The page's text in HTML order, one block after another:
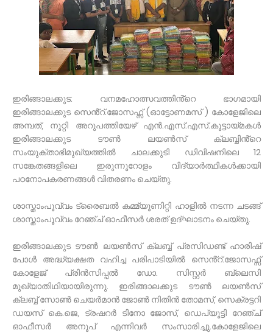
ഇരിങ്ങാലക്കുട: വനമഹോത്സവത്തിൻ്റെ ഭാഗമായി
ഇരിങ്ങാലക്കുട സെൻ്റ്.ജോസഫ്സ് (ഓട്ടോണമസ് ) കോളേജിലെ
അമ്പത്, നൂറ്റി അറുപത്തിയേഴ് എൻ.എസ്.എസ്.കൂട്ടായ്മകൾ
ഇരിങ്ങാലക്കുട ടൗൺ ലയൺസ് ക്ലബ്ബിൻ്റെ
സംയുക്താഭിമുഖ്യത്തിൽ ചാലക്കുടി ഡിവിഷനിലെ 12
സങ്കേതങ്ങളിലെ ഇരുന്നൂറോളം വിദ്യാർത്ഥികൾക്കായി
പഠനോപകരണങ്ങൾ വിതരണം ചെയ്തു.
ശാസ്താംപൂവ്വം ട്രൈബൽ കമ്മ്യൂണിറ്റി ഹാളിൽ നടന്ന ചടങ്ങ്
ശാസ്താംപൂവ്വം റേഞ്ച് ഓഫീസർ ശരത് ഉദ്ഘാടനം ചെയ്തു.
ഇരിങ്ങാലക്കുട ടൗൺ ലയൺസ് ക്ലബ്ബ് പ്രസിഡണ്ട് ഹാരിഷ്
പോൾ അദ്ധ്യക്ഷത വഹിച്ച പരിപാടിയിൽ സെൻ്റ്.ജോസഫ്സ്
കോളേജ് പ്രിൻസിപ്പൽ ഡോ. സിസ്റ്റർ ബ്ലെസി
മുഖ്യാതിഥിയായിരുന്നു. ഇരിങ്ങാലക്കുട ടൗൺ ലയൺസ്
ക്ലബ്ബ് സോൺ ചെയർമാൻ ജോൺ നിതിൻ തോമസ്, സെക്രട്ടറി
ഡയസ് കെ.ജെ, ട്രഷറർ ടിനോ ജോസ്, ഡെപ്യൂട്ടി റേഞ്ച്
ഓഫീസർ അനൂപ് എന്നിവർ സംസാരിച്ചു.കോളേജിലെ